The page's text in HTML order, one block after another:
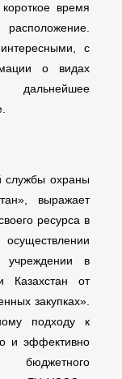
время
с
о видах
службы охраны
выражает
ресурса в
учреждении в
Казахстан от
закупках».
подходу к
и эффективно
бюджетного